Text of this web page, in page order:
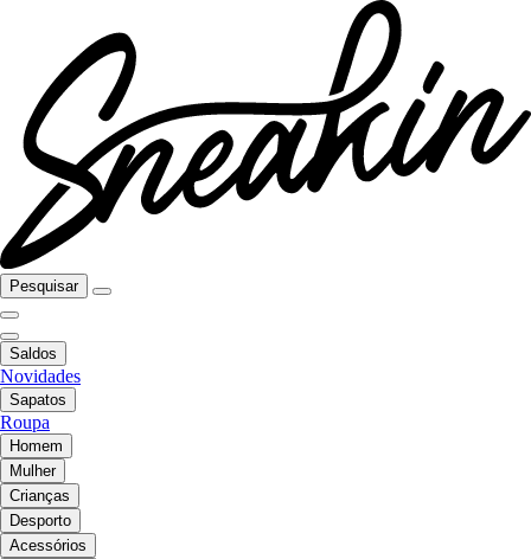
Pesquisar
Saldos
Novidades
Sapatos
Roupa
Homem
Mulher
Crianças
Desporto
Acessórios